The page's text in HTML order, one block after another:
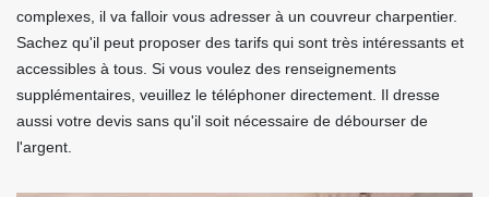
complexes, il va falloir vous adresser à un couvreur charpentier.
Sachez qu'il peut proposer des tarifs qui sont très intéressants et
accessibles à tous. Si vous voulez des renseignements
supplémentaires, veuillez le téléphoner directement. Il dresse
aussi votre devis sans qu'il soit nécessaire de débourser de
l'argent.